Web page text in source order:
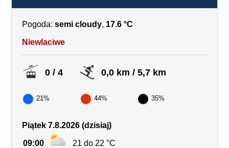
Pogoda: semi cloudy, 17.6 °C
Niewlaciwe
0 / 4 0,0 km / 5,7 km
21% 44% 35%
Piątek 7.8.2026 (dzisiaj)
09:00 21 do 22 °C